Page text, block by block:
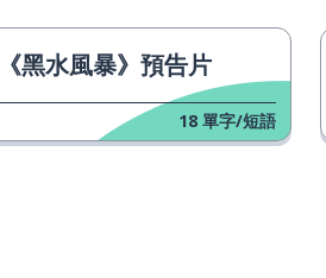
《黑水風暴》預告片
18 單字/短語